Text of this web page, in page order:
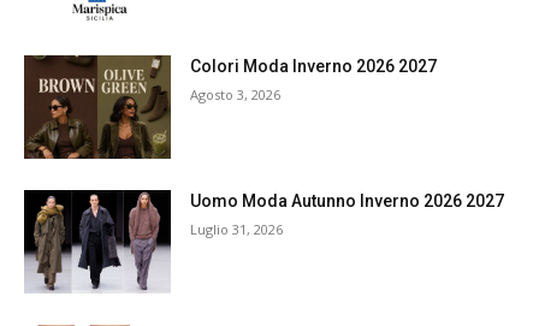
Colori Moda Inverno 2026 2027
Agosto 3, 2026
Uomo Moda Autunno Inverno 2026 2027
Luglio 31, 2026